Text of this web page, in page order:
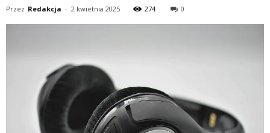
Przez Redakcja - 2 kwietnia 2025 274 0